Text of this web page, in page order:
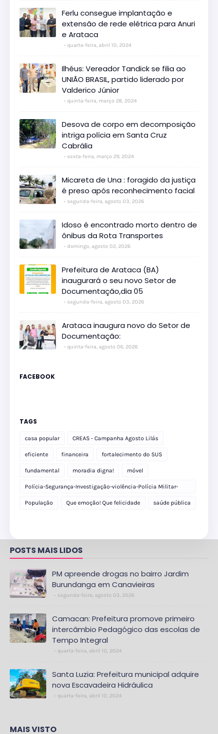
Ferlu consegue implantação e
extensão de rede elétrica para Anuri
e Arataca
quarta-feira, abril 10, 2024
Ilhéus: Vereador Tandick se filia ao
UNIÃO BRASIL, partido liderado por
Valderico Júnior
quinta-feira, março 28, 2024
Desova de corpo em decomposição
intriga polícia em Santa Cruz
Cabrália
sexta-feira, março 29, 2024
Micareta de Una : foragido da justiça
é preso após reconhecimento facial
segunda-feira, agosto 03, 2026
Idoso é encontrado morto dentro de
ônibus da Rota Transportes
domingo, agosto 02, 2026
Prefeitura de Arataca (BA)
inaugurará o seu novo Setor de
Documentação,dia 05
segunda-feira, agosto 03, 2026
Arataca inaugura novo do Setor de
Documentação:
quinta-feira, agosto 06, 2026
FACEBOOK
TAGS
casa popular CREAS - Campanha Agosto Lilás
eficiente financeira fortalecimento do SUS
fundamental moradia digna! móvel
Polícia-Segurança-Investigação-violência-Polícia Militar-
delegacia
População Que emoção! Que felicidade saúde pública
POSTS MAIS LIDOS
PM apreende drogas no bairro Jardim
Burundanga em Canavieiras
segunda-feira, agosto 03, 2026
Camacan: Prefeitura promove primeiro
intercâmbio Pedagógico das escolas de
Tempo Integral
quarta-feira, abril 10, 2024
Santa Luzia: Prefeitura municipal adquire
nova Escavadeira Hidráulica
quarta-feira, abril 10, 2024
MAIS VISTO